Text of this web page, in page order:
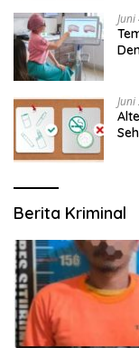
Berita Kriminal